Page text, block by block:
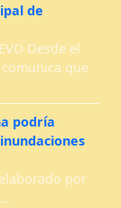
de
Desde el
que
podría
por